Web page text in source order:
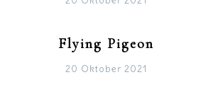
Flying Pigeon
20 Oktober 2021